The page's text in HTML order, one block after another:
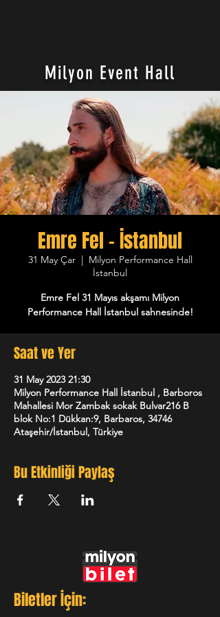
Milyon Event Hall
Emre Fel - İstanbul
31 May Çar
  |
Milyon Performance Hall
İstanbul
Emre Fel 31 Mayıs akşamı Milyon
Performance Hall İstanbul sahnesinde!
Saat ve Yer
31 May 2023 21:30
Milyon Performance Hall İstanbul , Barboros
Mahallesi Mor Zambak sokak Bulvar216 B
blok No:1 Dükkan:9, Barbaros, 34746
Ataşehir/İstanbul, Türkiye
Bu Etkinliği Paylaş
Biletler İçin: